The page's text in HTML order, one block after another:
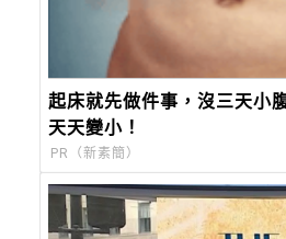
起床就先做件事，沒三天小
天天變小！
PR（新素簡）